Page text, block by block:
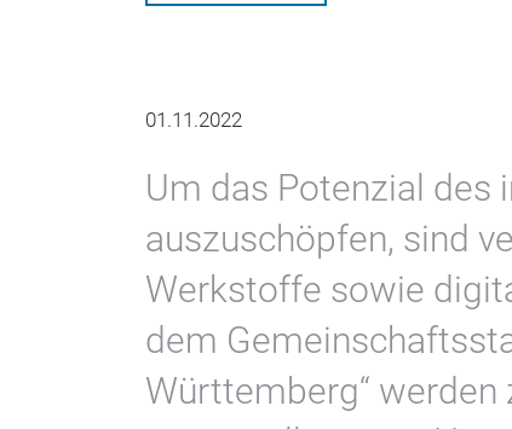
01.11.2022
Um das Potenzial des
auszuschöpfen, sind
Werkstoffe sowie
dem
Württemberg“